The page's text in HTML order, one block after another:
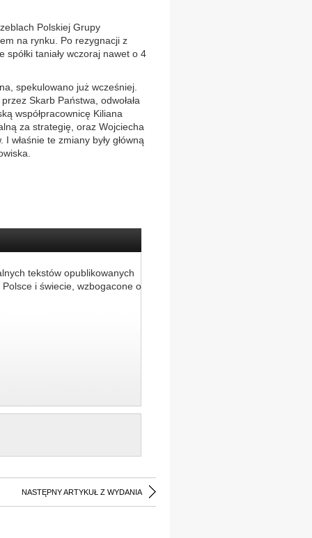
Polskiej Grupy
na rynku. Po rezygnacji z
taniały wczoraj nawet o 4
spekulowano już wcześniej.
Skarb Państwa, odwołała
współpracownicę Kiliana
za strategię, oraz Wojciecha
właśnie te zmiany były główną
tekstów opublikowanych
i świecie, wzbogacone o
NASTĘPNY ARTYKUŁ Z WYDANIA